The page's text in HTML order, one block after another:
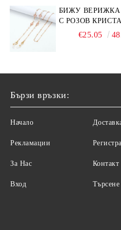
БИЖУ ВЕРИЖКА
С РОЗОВ
€25.05
Бързи връзки:
Начало
Рекламации
За Нас
Вход
Контакт
Търсене